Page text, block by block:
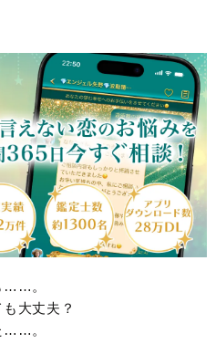
……。
大丈夫？
……。